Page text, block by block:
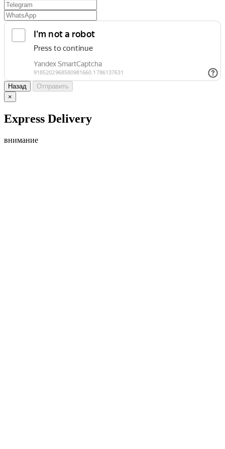
Назад
Отправить
×
Express Delivery
внимание